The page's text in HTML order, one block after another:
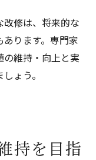
修は、将来的な
ります。専門家
維持・向上と実
ょう。
持を目指